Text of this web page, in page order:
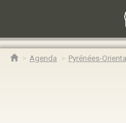
Agenda Pyrénées-